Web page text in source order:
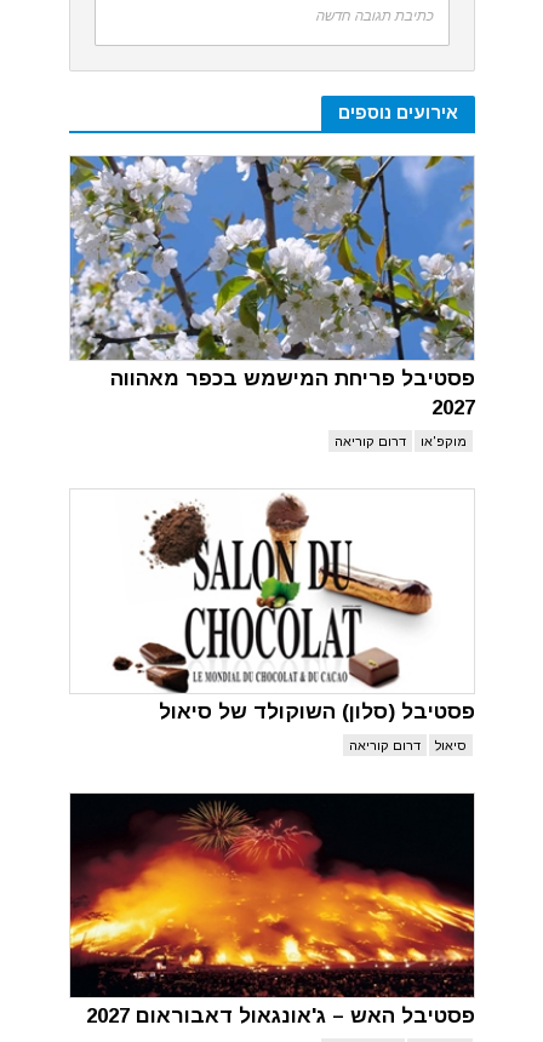
כתיבת תגובה חדשה
אירועים נוספים
פסטיבל פריחת המישמש בכפר מאהווה
2027
מוקפ'או דרום קוריאה
פסטיבל (סלון) השוקולד של סיאול
סיאול דרום קוריאה
פסטיבל האש – ג'אונגאול דאבוראום 2027